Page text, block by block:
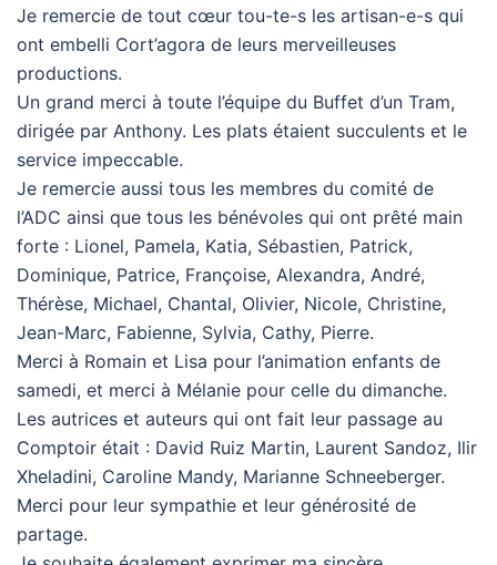
Je remercie de tout cœur tou-te-s les artisan-e-s qui
ont embelli Cort’agora de leurs merveilleuses
productions.
Un grand merci à toute l’équipe du Buffet d’un Tram,
dirigée par Anthony. Les plats étaient succulents et le
service impeccable.
Je remercie aussi tous les membres du comité de
l’ADC ainsi que tous les bénévoles qui ont prêté main
forte : Lionel, Pamela, Katia, Sébastien, Patrick,
Dominique, Patrice, Françoise, Alexandra, André,
Thérèse, Michael, Chantal, Olivier, Nicole, Christine,
Jean-Marc, Fabienne, Sylvia, Cathy, Pierre.
Merci à Romain et Lisa pour l’animation enfants de
samedi, et merci à Mélanie pour celle du dimanche.
Les autrices et auteurs qui ont fait leur passage au
Comptoir était : David Ruiz Martin, Laurent Sandoz, Ilir
Xheladini, Caroline Mandy, Marianne Schneeberger.
Merci pour leur sympathie et leur générosité de
partage.